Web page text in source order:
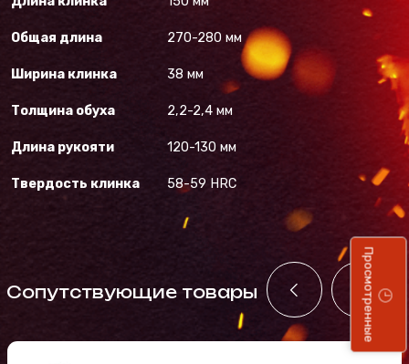
Общая длина 270-280 мм
Ширина клинка 38 мм
Толщина обуха 2,2-2,4 мм
Длина рукояти 120-130 мм
Твердость клинка 58-59 HRC
Cопутствующие товары Просмотренные